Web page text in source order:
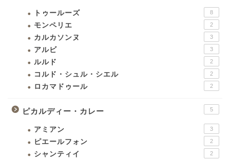
トゥールーズ 8
モンペリエ 2
カルカソンヌ 3
アルビ 3
ルルド 2
コルド・シュル・シエル 2
ロカマドゥール 2
ピカルディー・カレー 5
アミアン 3
ピエールフォン 2
シャンティイ 2